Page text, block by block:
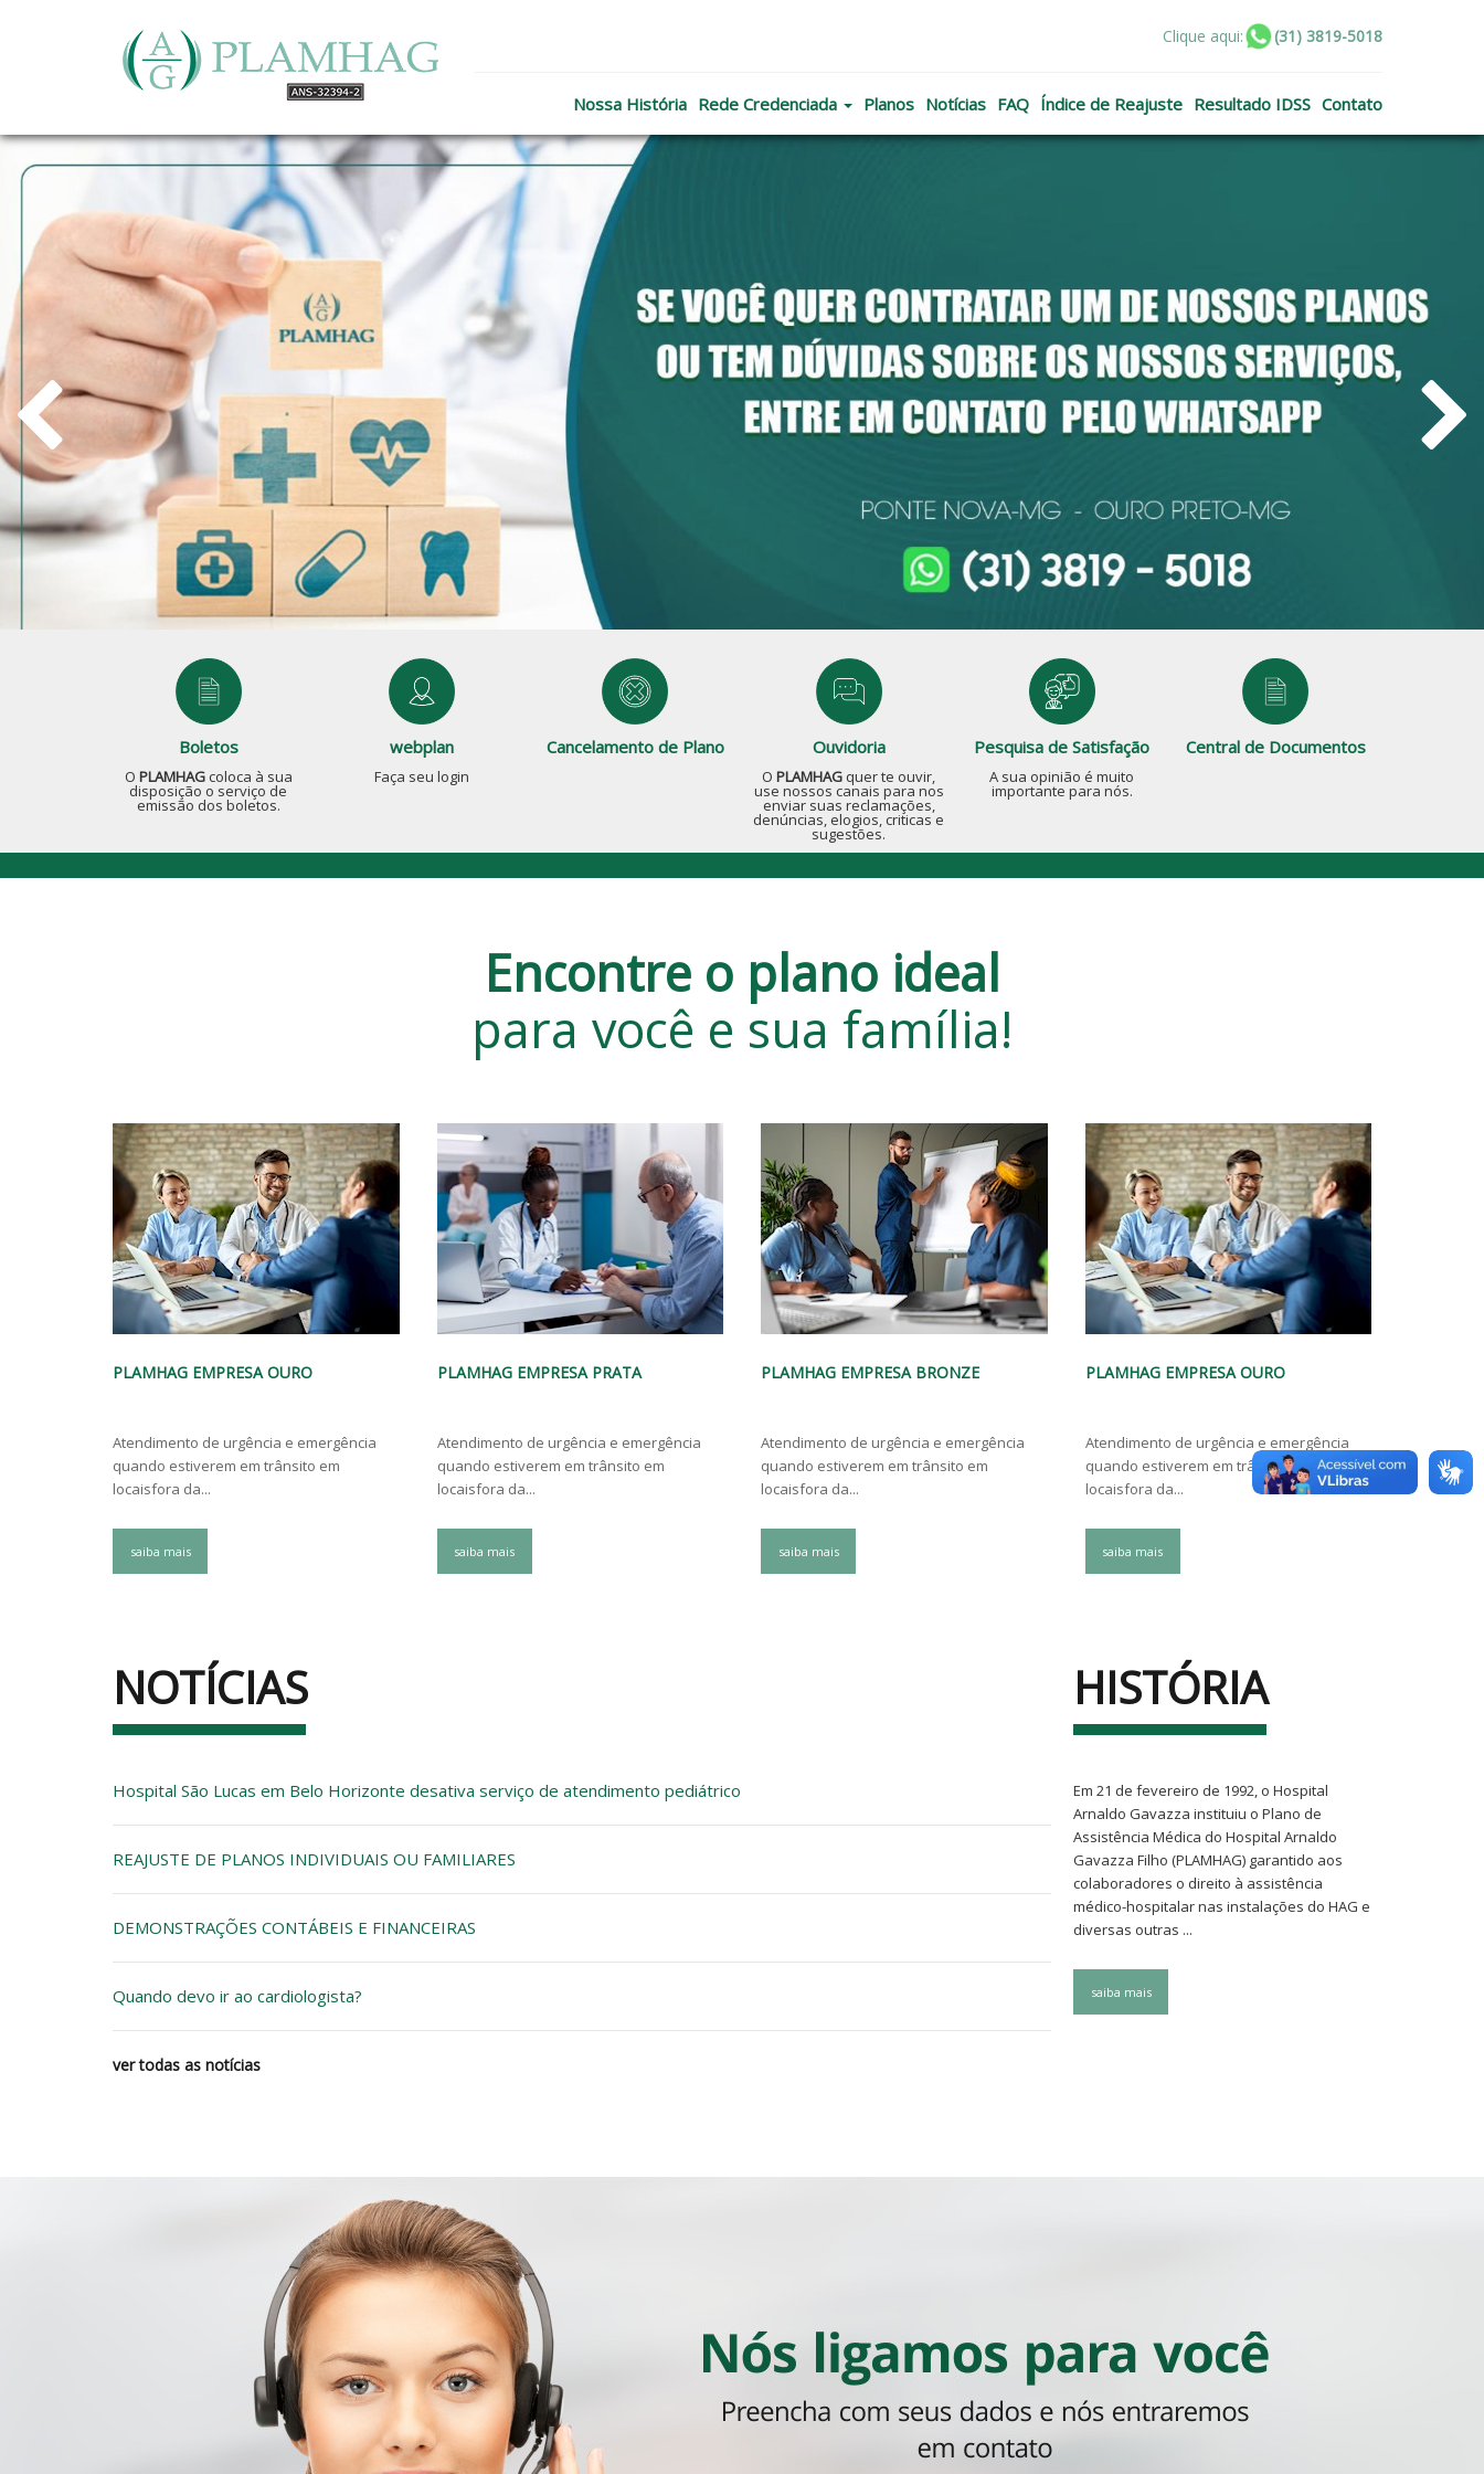
Clique aqui: (31) 3819-5018
Nossa História Rede Credenciada Planos Notícias FAQ Índice de Reajuste Resultado IDSS Contato
Boletos
O PLAMHAGcoloca à sua
disposição o serviço de
emissão dos boletos.
webplan
Faça seu login
Cancelamento de Plano Ouvidoria
OPLAMHAG quer te ouvir,
use nossos canais para nos
enviar suas reclamações,
denúncias, elogios, criticas e
sugestões.
Pesquisa de Satisfação
A sua opinião é muito
importante para nós.
Central de Documentos
Encontre o plano ideal
para você e sua família!
PLAMHAG EMPRESA PRATA
Atendimento de urgência e emergência
quando estiverem em trânsito em
locaisfora da...
saiba mais
PLAMHAG EMPRESA BRONZE
Atendimento de urgência e emergência
quando estiverem em trânsito em
locaisfora da...
saiba mais
PLAMHAG EMPRESA OURO
Atendimento de urgência e emergência
quando estiverem em trânsito em
locaisfora da...
saiba mais
PLAMHAG EMPRESA PRATA
Atendimento de urgência e emergência
quando estiverem em trânsito em
locaisfora da...
saiba mais
quando
locaisfora
NOTÍCIAS
Hospital São Lucas em Belo Horizonte desativa serviço de atendimento pediátrico
REAJUSTE DE PLANOS INDIVIDUAIS OU FAMILIARES
DEMONSTRAÇÕES CONTÁBEIS E FINANCEIRAS
Quando devo ir ao cardiologista?
ver todas as notícias
HISTÓRIA
Em 21 de fevereiro de 1992, o Hospital
Arnaldo Gavazza instituiu o Plano de
Assistência Médica do Hospital Arnaldo
Gavazza Filho (PLAMHAG) garantido aos
colaboradores o direito à assistência
médico-hospitalar nas instalações do HAG e
diversas outras ...
saiba mais